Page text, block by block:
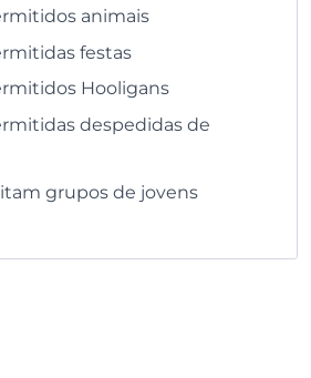
animais
festas
Hooligans
despedidas de
grupos de jovens